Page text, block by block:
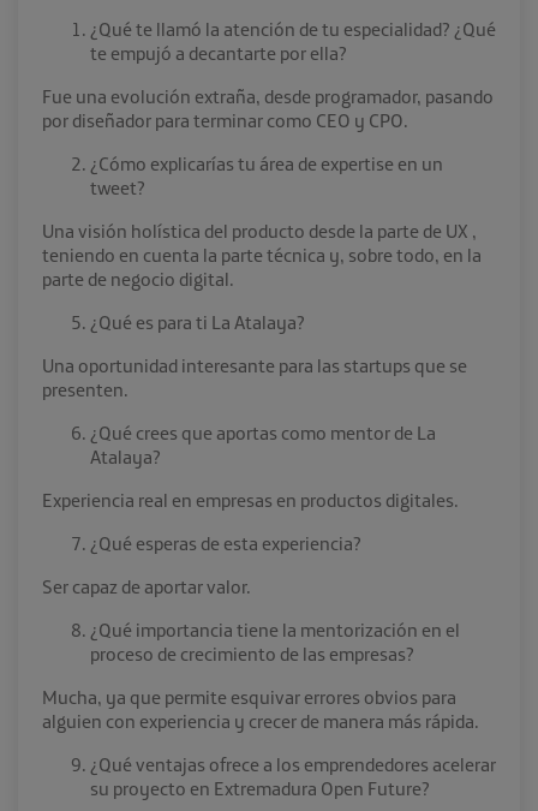
¿Qué te llamó la atención de tu especialidad? ¿Qué
te empujó a decantarte por ella?
Fue una evolución extraña, desde programador, pasando
por diseñador para terminar como CEO y CPO.
¿Cómo explicarías tu área de expertise en un
tweet?
Una visión holística del producto desde la parte de UX ,
teniendo en cuenta la parte técnica y, sobre todo, en la
parte de negocio digital.
¿Qué es para ti La Atalaya?
Una oportunidad interesante para las startups que se
presenten.
¿Qué crees que aportas como mentor de La
Atalaya?
Experiencia real en empresas en productos digitales.
¿Qué esperas de esta experiencia?
Ser capaz de aportar valor.
¿Qué importancia tiene la mentorización en el
proceso de crecimiento de las empresas?
Mucha, ya que permite esquivar errores obvios para
alguien con experiencia y crecer de manera más rápida.
¿Qué ventajas ofrece a los emprendedores acelerar
su proyecto en Extremadura Open Future?